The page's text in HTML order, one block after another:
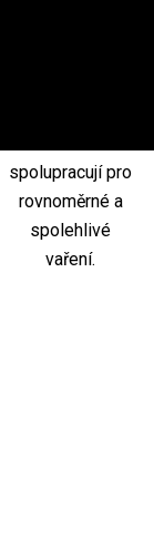
spolupracují pro
rovnoměrné a
spolehlivé
vaření.